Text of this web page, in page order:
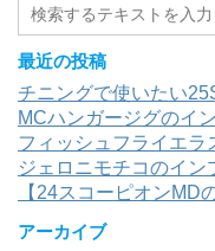
最近の投稿
チニングで使いたい
MCハンガージグのイ
フィッシュフライエラ
ジェロニモチコのイン
【24スコーピオンMD
アーカイブ